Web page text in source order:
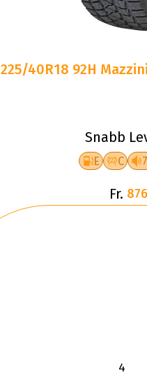
225/40R18 92H
Snabb
E C
Fr.